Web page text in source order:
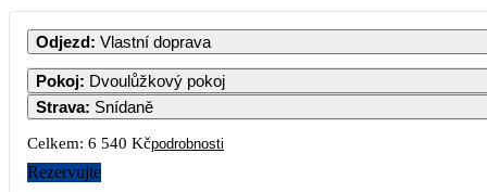
PO ÚT ST ČT PÁ
3 4 5 6 7
Odjezd: Vlastní doprava
Pokoj: Dvoulůžkový pokoj
Strava: Snídaně
Celkem: 6 540 Kčpodrobnosti
Rezervujte